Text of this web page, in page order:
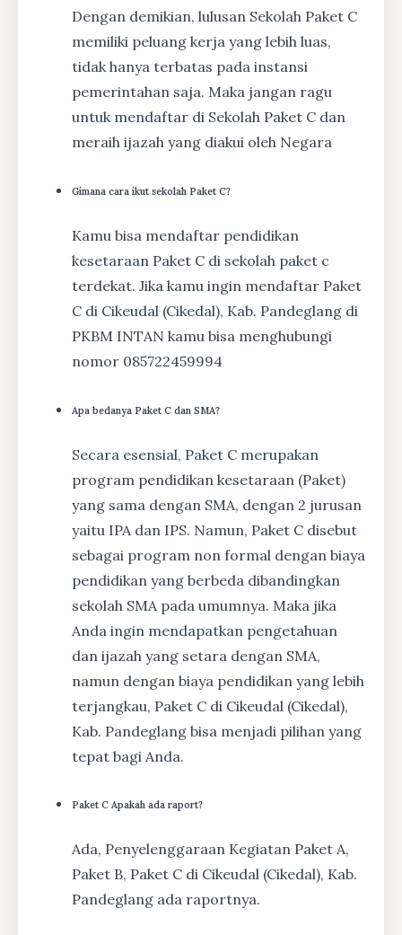
Dengan demikian, lulusan Sekolah Paket C
memiliki peluang kerja yang lebih luas,
tidak hanya terbatas pada instansi
pemerintahan saja. Maka jangan ragu
untuk mendaftar di Sekolah Paket C dan
meraih ijazah yang diakui oleh Negara
Gimana cara ikut sekolah Paket C?
Kamu bisa mendaftar pendidikan
kesetaraan Paket C di sekolah paket c
terdekat. Jika kamu ingin mendaftar Paket
C di Cikeudal (Cikedal), Kab. Pandeglang di
PKBM INTAN kamu bisa menghubungi
nomor 085722459994
Apa bedanya Paket C dan SMA?
Secara esensial, Paket C merupakan
program pendidikan kesetaraan (Paket)
yang sama dengan SMA, dengan 2 jurusan
yaitu IPA dan IPS. Namun, Paket C disebut
sebagai program non formal dengan biaya
pendidikan yang berbeda dibandingkan
sekolah SMA pada umumnya. Maka jika
Anda ingin mendapatkan pengetahuan
dan ijazah yang setara dengan SMA,
namun dengan biaya pendidikan yang lebih
terjangkau, Paket C di Cikeudal (Cikedal),
Kab. Pandeglang bisa menjadi pilihan yang
tepat bagi Anda.
Paket C Apakah ada raport?
Ada, Penyelenggaraan Kegiatan Paket A,
Paket B, Paket C di Cikeudal (Cikedal), Kab.
Pandeglang ada raportnya.